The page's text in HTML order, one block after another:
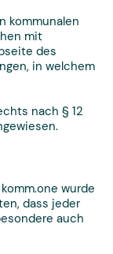
kommunalen
mit
des
in welchem
nach § 12
wurde
dass jeder
auch